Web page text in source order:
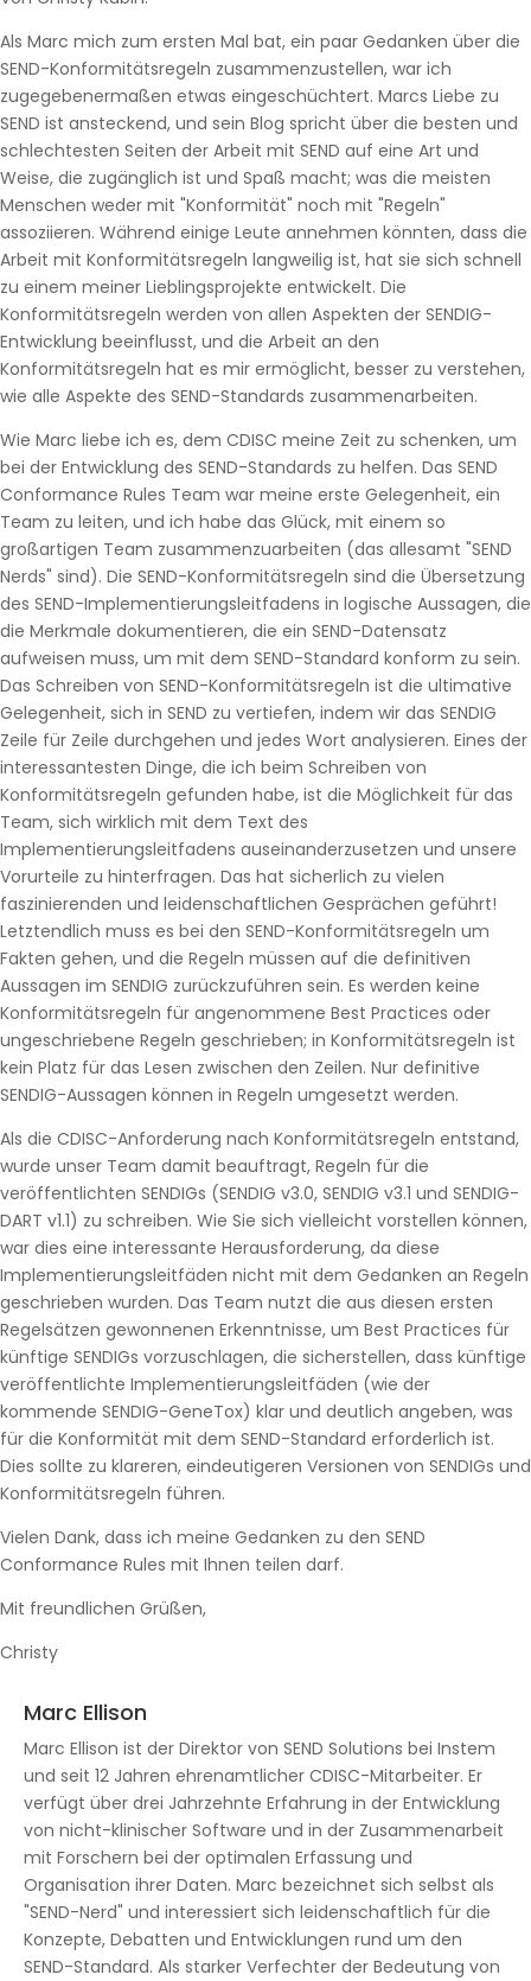
Als Marc mich zum ersten Mal bat, ein paar Gedanken über die
SEND-Konformitätsregeln zusammenzustellen, war ich
zugegebenermaßen etwas eingeschüchtert. Marcs Liebe zu
SEND ist ansteckend, und sein Blog spricht über die besten und
schlechtesten Seiten der Arbeit mit SEND auf eine Art und
Weise, die zugänglich ist und Spaß macht; was die meisten
Menschen weder mit "Konformität" noch mit "Regeln"
assoziieren. Während einige Leute annehmen könnten, dass die
Arbeit mit Konformitätsregeln langweilig ist, hat sie sich schnell
zu einem meiner Lieblingsprojekte entwickelt. Die
Konformitätsregeln werden von allen Aspekten der SENDIG-
Entwicklung beeinflusst, und die Arbeit an den
Konformitätsregeln hat es mir ermöglicht, besser zu verstehen,
wie alle Aspekte des SEND-Standards zusammenarbeiten.
Wie Marc liebe ich es, dem CDISC meine Zeit zu schenken, um
bei der Entwicklung des SEND-Standards zu helfen. Das SEND
Conformance Rules Team war meine erste Gelegenheit, ein
Team zu leiten, und ich habe das Glück, mit einem so
großartigen Team zusammenzuarbeiten (das allesamt "SEND
Nerds" sind). Die SEND-Konformitätsregeln sind die Übersetzung
des SEND-Implementierungsleitfadens in logische Aussagen, die
die Merkmale dokumentieren, die ein SEND-Datensatz
aufweisen muss, um mit dem SEND-Standard konform zu sein.
Das Schreiben von SEND-Konformitätsregeln ist die ultimative
Gelegenheit, sich in SEND zu vertiefen, indem wir das SENDIG
Zeile für Zeile durchgehen und jedes Wort analysieren. Eines der
interessantesten Dinge, die ich beim Schreiben von
Konformitätsregeln gefunden habe, ist die Möglichkeit für das
Team, sich wirklich mit dem Text des
Implementierungsleitfadens auseinanderzusetzen und unsere
Vorurteile zu hinterfragen. Das hat sicherlich zu vielen
faszinierenden und leidenschaftlichen Gesprächen geführt!
Letztendlich muss es bei den SEND-Konformitätsregeln um
Fakten gehen, und die Regeln müssen auf die definitiven
Aussagen im SENDIG zurückzuführen sein. Es werden keine
Konformitätsregeln für angenommene Best Practices oder
ungeschriebene Regeln geschrieben; in Konformitätsregeln ist
kein Platz für das Lesen zwischen den Zeilen. Nur definitive
SENDIG-Aussagen können in Regeln umgesetzt werden.
Als die CDISC-Anforderung nach Konformitätsregeln entstand,
wurde unser Team damit beauftragt, Regeln für die
veröffentlichten SENDIGs (SENDIG v3.0, SENDIG v3.1 und SENDIG-
DART v1.1) zu schreiben. Wie Sie sich vielleicht vorstellen können,
war dies eine interessante Herausforderung, da diese
Implementierungsleitfäden nicht mit dem Gedanken an Regeln
geschrieben wurden. Das Team nutzt die aus diesen ersten
Regelsätzen gewonnenen Erkenntnisse, um Best Practices für
künftige SENDIGs vorzuschlagen, die sicherstellen, dass künftige
veröffentlichte Implementierungsleitfäden (wie der
kommende SENDIG-GeneTox) klar und deutlich angeben, was
für die Konformität mit dem SEND-Standard erforderlich ist.
Dies sollte zu klareren, eindeutigeren Versionen von SENDIGs und
Konformitätsregeln führen.
Vielen Dank, dass ich meine Gedanken zu den SEND
Conformance Rules mit Ihnen teilen darf.
Mit freundlichen Grüßen,
Christy
Marc Ellison
Marc Ellison ist der Direktor von SEND Solutions bei Instem
und seit 12 Jahren ehrenamtlicher CDISC-Mitarbeiter. Er
verfügt über drei Jahrzehnte Erfahrung in der Entwicklung
von nicht-klinischer Software und in der Zusammenarbeit
mit Forschern bei der optimalen Erfassung und
Organisation ihrer Daten. Marc bezeichnet sich selbst als
"SEND-Nerd" und interessiert sich leidenschaftlich für die
Konzepte, Debatten und Entwicklungen rund um den
SEND-Standard. Als starker Verfechter der Bedeutung von